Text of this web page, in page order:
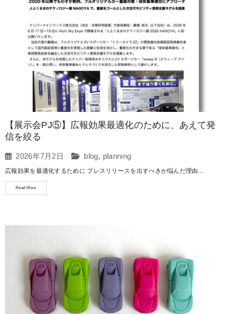
【展示会PJ⑤】広報効果最適化のために、あえて発
信を絞る
2026年7月2日 blog, planning
広報効果を最適化するために プレスリリースを出すべきか悩んだ理由...
Read More